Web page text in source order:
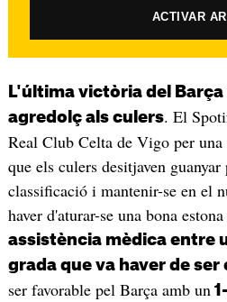
ACTIVAR
L'última victòria del
agredolç als culers. El
Real Club Celta de Vigo per
que els culers desitjaven
classificació i mantenir-se en el
haver d'aturar-se una bona
assistència mèdica entre
grada que va haver de ser
ser favorable pel Barça amb un